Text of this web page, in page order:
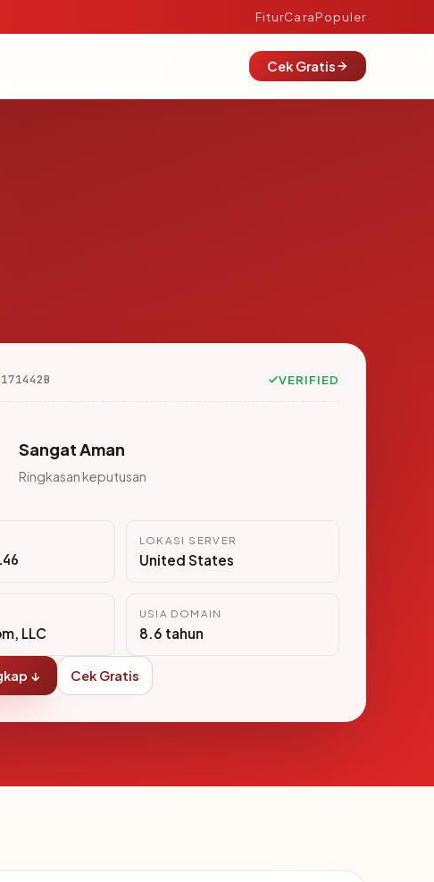
FiturCaraPopuler
Cek Gratis
VERIFIED
Sangat Aman
Ringkasan keputusan
LOKASI SERVER
United States
LLC
USIA DOMAIN
8.6 tahun
↓ Cek Gratis